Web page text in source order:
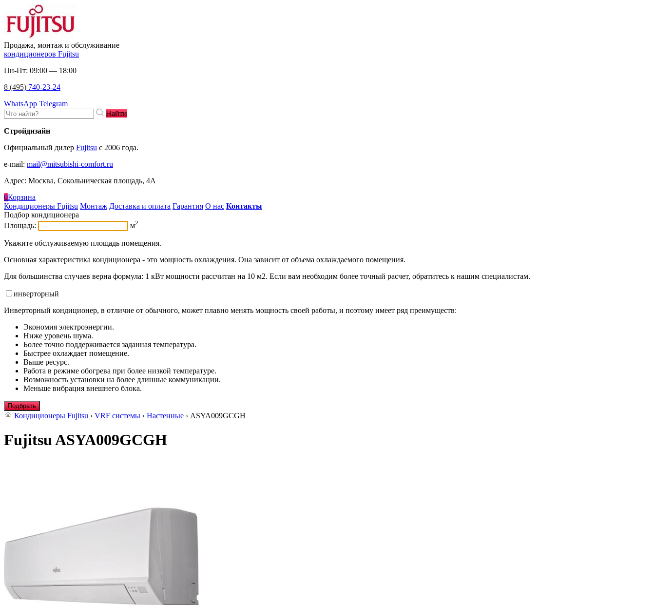
Продажа, монтаж и обслуживание
кондиционеров Fujitsu
Пн-Пт: 09:00 — 18:00
8 (495) 740-23-24
WhatsApp Telegram
Найти
Стройдизайн
Официальный дилер Fujitsu c 2006 года.
e-mail: mail@mitsubishi-comfort.ru
Адрес: Москва, Сокольническая площадь, 4А
0Корзина
Кондиционеры Fujitsu Монтаж Доставка и оплата Гарантия О нас Контакты
Подбор кондиционера
Площадь:
м2
Укажите обслуживаемую площадь помещения.
Основная характеристика кондиционера - это мощность охлаждения. Она зависит от объема охлаждаемого помещения.
Для большинства случаев верна формула: 1 кВт мощности рассчитан на 10 м2. Если вам необходим более точный расчет, обратитесь к нашим специалистам.
инверторный
Инверторный кондиционер, в отличие от обычного, может плавно менять мощность своей работы, и поэтому имеет ряд преимуществ:
Экономия электроэнергии.
Ниже уровень шума.
Более точно поддерживается заданная температура.
Быстрее охлаждает помещение.
Выше ресурс.
Работа в режиме обогрева при более низкой температуре.
Возможность установки на более длинные коммуникации.
Меньше вибрация внешнего блока.
Подбрать
Кондиционеры Fujitsu › VRF системы › Настенные › ASYA009GCGH
Fujitsu ASYA009GCGH